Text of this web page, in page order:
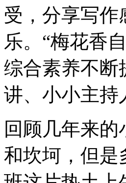
受，分享写作
乐。“梅花香
综合素养不断
讲、小小主持
回顾几年来
和坎坷，但是